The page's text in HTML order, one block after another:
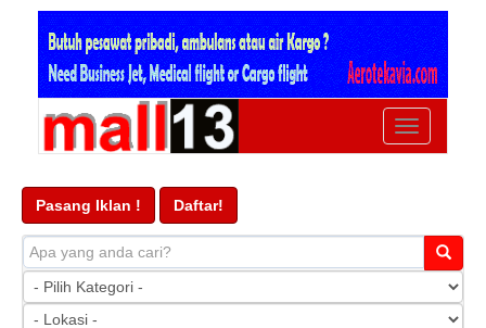
Ubah
navigasi
Pasang Iklan ! Daftar!